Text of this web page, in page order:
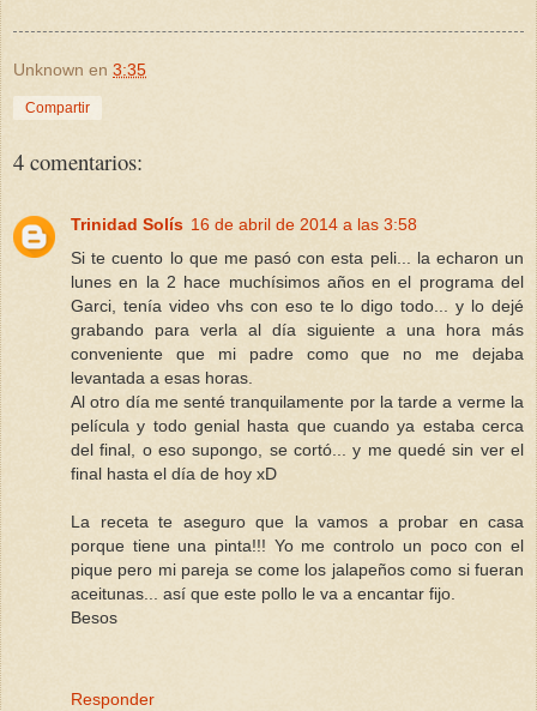
Unknown en 3:35
Compartir
4 comentarios:
Trinidad Solís 16 de abril de 2014 a las 3:58
Si te cuento lo que me pasó con esta peli... la echaron un
lunes en la 2 hace muchísimos años en el programa del
Garci, tenía video vhs con eso te lo digo todo... y lo dejé
grabando para verla al día siguiente a una hora más
conveniente que mi padre como que no me dejaba
levantada a esas horas.
Al otro día me senté tranquilamente por la tarde a verme la
película y todo genial hasta que cuando ya estaba cerca
del final, o eso supongo, se cortó... y me quedé sin ver el
final hasta el día de hoy xD
La receta te aseguro que la vamos a probar en casa
porque tiene una pinta!!! Yo me controlo un poco con el
pique pero mi pareja se come los jalapeños como si fueran
aceitunas... así que este pollo le va a encantar fijo.
Besos
Responder